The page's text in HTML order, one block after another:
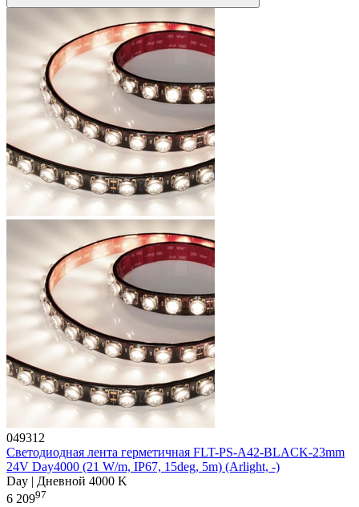
049312
Светодиодная лента герметичная FLT-PS-A42-BLACK-23mm
24V Day4000 (21 W/m, IP67, 15deg, 5m) (Arlight, -)
Day | Дневной 4000 K
6 20997